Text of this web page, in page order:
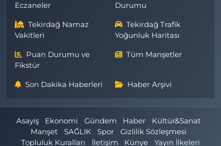
Eczaneler
Durumu
Tekirdağ Namaz
Vakitleri
Tekirdağ Trafik
Yoğunluk Haritası
Puan Durumu ve
Fikstür
Tüm Manşetler
Son Dakika Haberleri Haber Arşivi
Asayiş Ekonomi Gündem Haber
Kültür&Sanat
Manşet
SAĞLIK Spor
Gizlilik Sözleşmesi
Topluluk Kuralları
İletişim Künye Yayın İlkeleri